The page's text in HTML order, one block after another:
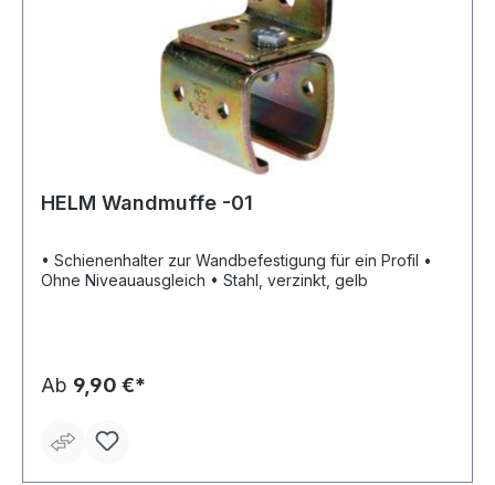
HELM Wandmuffe -01
• Schienenhalter zur Wandbefestigung für ein Profil •
Ohne Niveauausgleich • Stahl, verzinkt, gelb
Ab 9,90 €*